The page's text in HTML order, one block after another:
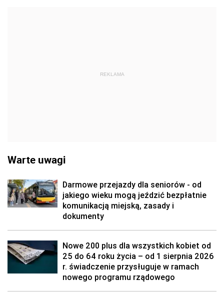
REKLAMA
Warte uwagi
Darmowe przejazdy dla seniorów - od
jakiego wieku mogą jeździć bezpłatnie
komunikacją miejską, zasady i
dokumenty
Nowe 200 plus dla wszystkich kobiet od
25 do 64 roku życia – od 1 sierpnia 2026
r. świadczenie przysługuje w ramach
nowego programu rządowego